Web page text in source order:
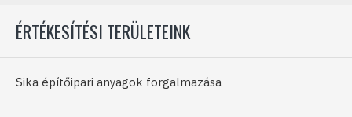
ÉRTÉKESÍTÉSI TERÜLETEINK
Sika építőipari anyagok forgalmazása